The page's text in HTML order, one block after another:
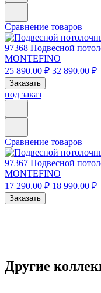
Сравнение товаров
97368 Подвесной
MONTEFINO
25 890.00 ₽ 32 890.00 ₽
Заказать
под заказ
Сравнение товаров
97367 Подвесной
MONTEFINO
17 290.00 ₽ 18 990.00 ₽
Заказать
Другие